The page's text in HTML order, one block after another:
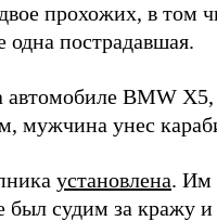
прохожих, в том
одна пострадавшая.
автомобиле BMW
мужчина унес
установлена. Им
был судим за кражу